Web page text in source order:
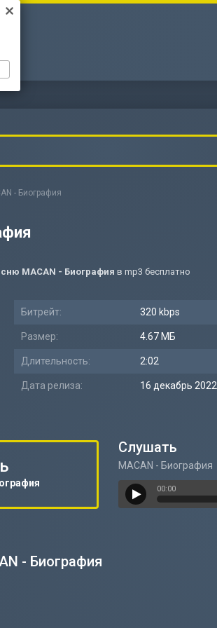
- Биография
MACAN - Биография в mp3 бесплатно
Битрейт: 320 kbps
Размер: 4.67 МБ
Длительность: 2:02
Дата релиза: 16 декабрь 2022
Слушать
MACAN - Биография
00:00
- Биография